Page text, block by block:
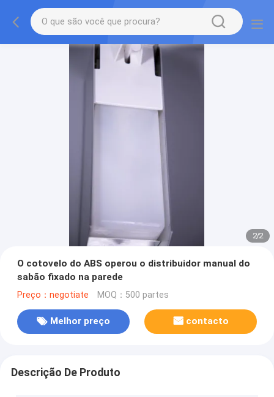
2/2
O cotovelo do ABS operou o distribuidor manual do
sabão fixado na parede
Preço：negotiate MOQ：500 partes
Melhor preço contacto
Descrição De Produto